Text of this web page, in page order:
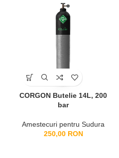
CORGON Butelie 14L, 200
bar
Amestecuri pentru Sudura
250,00 RON